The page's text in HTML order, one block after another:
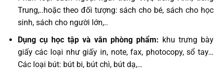
Trung,..hoặc theo đối tượng: sách cho bé, sách cho học
sinh, sách cho người lớn,..
Dụng cụ học tập và văn phòng phẩm: khu trưng bày
giấy các loại như giấy in, note, fax, photocopy, sổ tay…
Các loại bút: bút bi, bút chì, bút dạ,…